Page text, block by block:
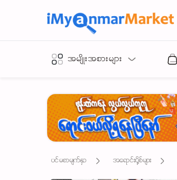
အမျိုးအစားများ
ပင်မစာမျက်နှာ အရောင်းပို့စ်များ